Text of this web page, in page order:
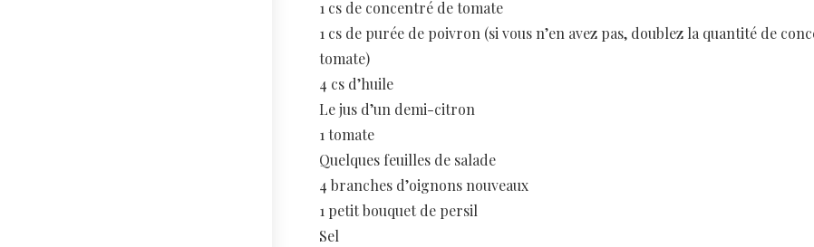
1 cs de concentré de tomate
1 cs de purée de poivron (si vous n’en avez pas, doublez la quantité de
tomate)
4 cs d’huile
Le jus d’un demi-citron
1 tomate
Quelques feuilles de salade
4 branches d’oignons nouveaux
1 petit bouquet de persil
Sel